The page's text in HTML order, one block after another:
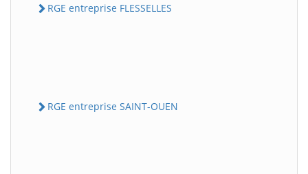
RGE entreprise FLESSELLES
RGE entreprise SAINT-OUEN